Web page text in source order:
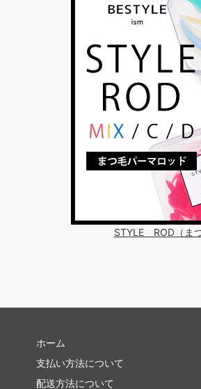
STYLE ROD（ま
ホーム
支払い方法について
配送方法について